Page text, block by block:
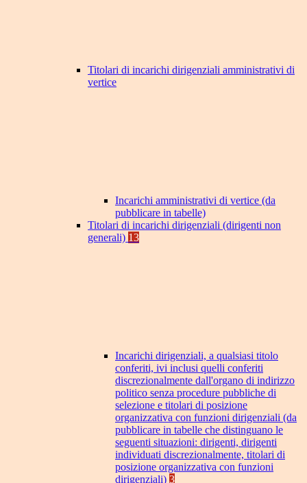
Titolari di incarichi dirigenziali amministrativi di
vertice
Incarichi amministrativi di vertice (da
pubblicare in tabelle)
Titolari di incarichi dirigenziali (dirigenti non
generali) 13
Incarichi dirigenziali, a qualsiasi titolo
conferiti, ivi inclusi quelli conferiti
discrezionalmente dall'organo di indirizzo
politico senza procedure pubbliche di
selezione e titolari di posizione
organizzativa con funzioni dirigenziali (da
pubblicare in tabelle che distinguano le
seguenti situazioni: dirigenti, dirigenti
individuati discrezionalmente, titolari di
posizione organizzativa con funzioni
dirigenziali) 3